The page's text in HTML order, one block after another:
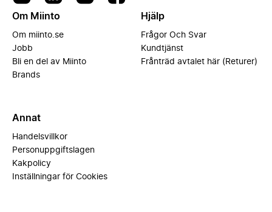
Om Miinto
Om miinto.se
Jobb
Bli en del av Miinto
Brands
Hjälp
Frågor Och Svar
Kundtjänst
Frånträd avtalet här (Returer)
Annat
Handelsvillkor
Personuppgiftslagen
Kakpolicy
Inställningar för Cookies